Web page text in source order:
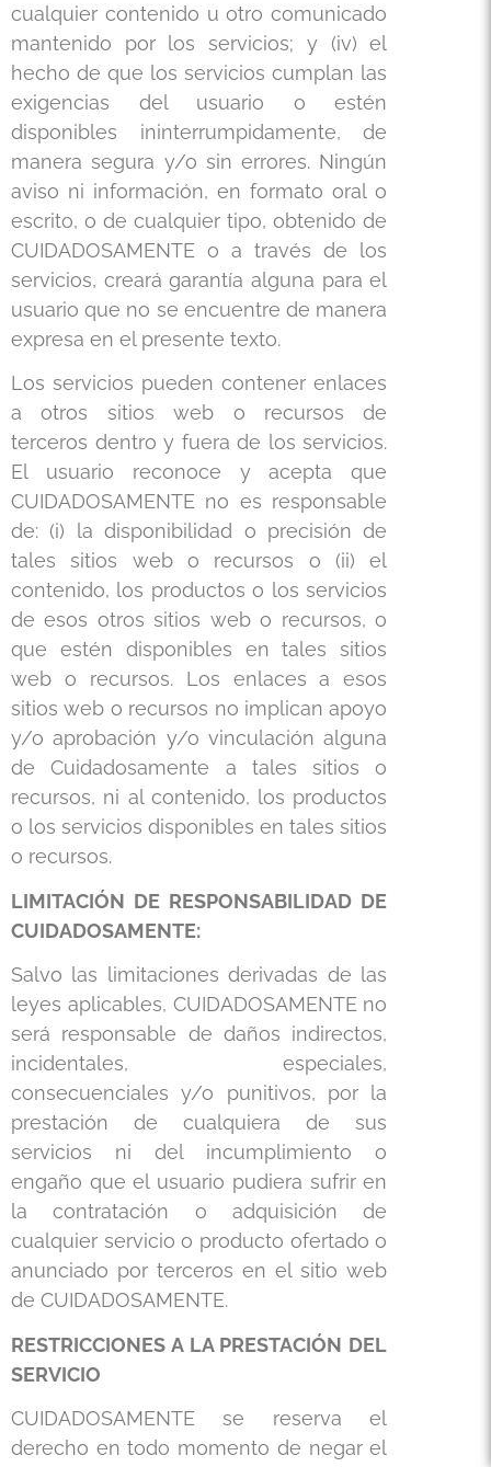
cualquier contenido u otro comunicado
mantenido por los servicios; y (iv) el
hecho de que los servicios cumplan las
exigencias del usuario o estén
disponibles ininterrumpidamente, de
manera segura y/o sin errores. Ningún
aviso ni información, en formato oral o
escrito, o de cualquier tipo, obtenido de
CUIDADOSAMENTE o a través de los
servicios, creará garantía alguna para el
usuario que no se encuentre de manera
expresa en el presente texto.
Los servicios pueden contener enlaces
a otros sitios web o recursos de
terceros dentro y fuera de los servicios.
El usuario reconoce y acepta que
CUIDADOSAMENTE no es responsable
de: (i) la disponibilidad o precisión de
tales sitios web o recursos o (ii) el
contenido, los productos o los servicios
de esos otros sitios web o recursos, o
que estén disponibles en tales sitios
web o recursos. Los enlaces a esos
sitios web o recursos no implican apoyo
y/o aprobación y/o vinculación alguna
de Cuidadosamente a tales sitios o
recursos, ni al contenido, los productos
o los servicios disponibles en tales sitios
o recursos.
LIMITACIÓN DE RESPONSABILIDAD DE
CUIDADOSAMENTE:
Salvo las limitaciones derivadas de las
leyes aplicables, CUIDADOSAMENTE no
será responsable de daños indirectos,
incidentales, especiales,
consecuenciales y/o punitivos, por la
prestación de cualquiera de sus
servicios ni del incumplimiento o
engaño que el usuario pudiera sufrir en
la contratación o adquisición de
cualquier servicio o producto ofertado o
anunciado por terceros en el sitio web
de CUIDADOSAMENTE.
RESTRICCIONES A LA PRESTACIÓN DEL
SERVICIO
CUIDADOSAMENTE se reserva el
derecho en todo momento de negar el